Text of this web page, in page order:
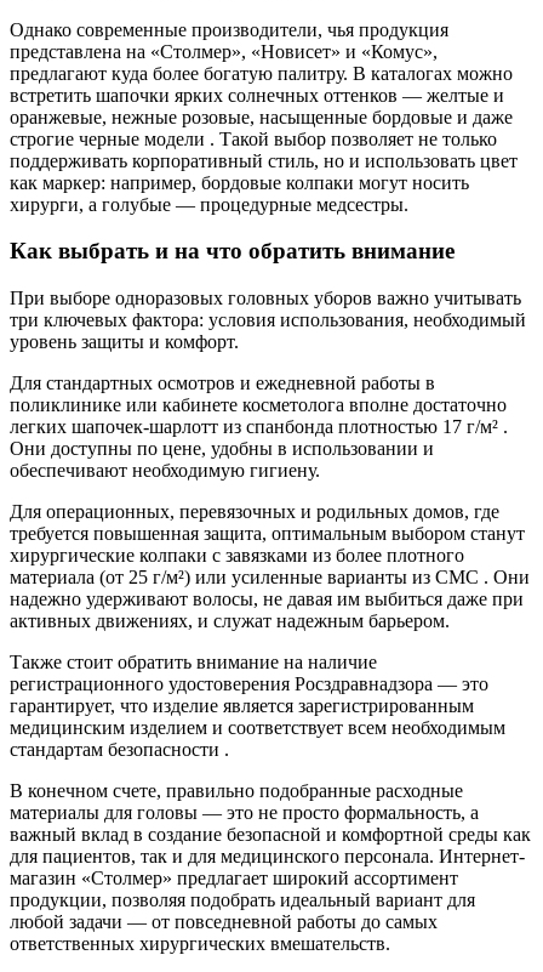
Однако современные производители, чья продукция
представлена на «Столмер», «Новисет» и «Комус»,
предлагают куда более богатую палитру. В каталогах можно
встретить шапочки ярких солнечных оттенков — желтые и
оранжевые, нежные розовые, насыщенные бордовые и даже
строгие черные модели . Такой выбор позволяет не только
поддерживать корпоративный стиль, но и использовать цвет
как маркер: например, бордовые колпаки могут носить
хирурги, а голубые — процедурные медсестры.
Как выбрать и на что обратить внимание
При выборе одноразовых головных уборов важно учитывать
три ключевых фактора: условия использования, необходимый
уровень защиты и комфорт.
Для стандартных осмотров и ежедневной работы в
поликлинике или кабинете косметолога вполне достаточно
легких шапочек-шарлотт из спанбонда плотностью 17 г/м² .
Они доступны по цене, удобны в использовании и
обеспечивают необходимую гигиену.
Для операционных, перевязочных и родильных домов, где
требуется повышенная защита, оптимальным выбором станут
хирургические колпаки с завязками из более плотного
материала (от 25 г/м²) или усиленные варианты из СМС . Они
надежно удерживают волосы, не давая им выбиться даже при
активных движениях, и служат надежным барьером.
Также стоит обратить внимание на наличие
регистрационного удостоверения Росздравнадзора — это
гарантирует, что изделие является зарегистрированным
медицинским изделием и соответствует всем необходимым
стандартам безопасности .
В конечном счете, правильно подобранные расходные
материалы для головы — это не просто формальность, а
важный вклад в создание безопасной и комфортной среды как
для пациентов, так и для медицинского персонала. Интернет-
магазин «Столмер» предлагает широкий ассортимент
продукции, позволяя подобрать идеальный вариант для
любой задачи — от повседневной работы до самых
ответственных хирургических вмешательств.